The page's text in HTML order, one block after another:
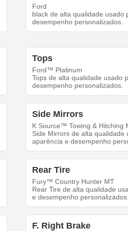
Ford
black de alta qualidade usado
desempenho personalizados.
Tops
Ford™ Platinum
Tops de alta qualidade usado
desempenho personalizados.
Side Mirrors
K Source™ Towing & Hitching
Side Mirrors de alta qualidade
aparência e desempenho
Rear Tire
Fury™ Country Hunter MT
Rear Tire de alta qualidade
e desempenho personalizados.
F. Right Brake